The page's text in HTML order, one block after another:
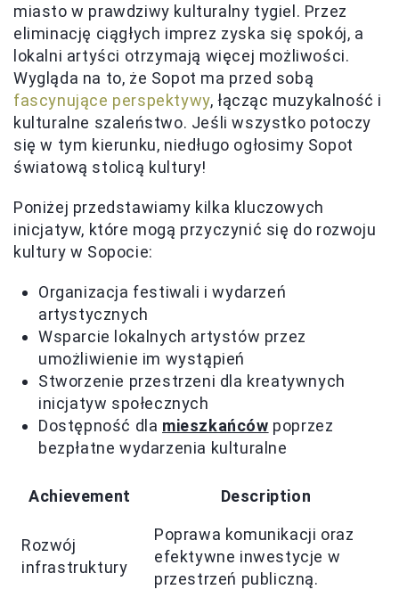
miasto w prawdziwy kulturalny tygiel. Przez
eliminację ciągłych imprez zyska się spokój, a
lokalni artyści otrzymają więcej możliwości.
Wygląda na to, że Sopot ma przed sobą
fascynujące perspektywy, łącząc muzykalność i
kulturalne szaleństwo. Jeśli wszystko potoczy
się w tym kierunku, niedługo ogłosimy Sopot
światową stolicą kultury!
Poniżej przedstawiamy kilka kluczowych
inicjatyw, które mogą przyczynić się do rozwoju
kultury w Sopocie:
Organizacja festiwali i wydarzeń
artystycznych
Wsparcie lokalnych artystów przez
umożliwienie im wystąpień
Stworzenie przestrzeni dla kreatywnych
inicjatyw społecznych
Dostępność dla mieszkańców poprzez
bezpłatne wydarzenia kulturalne
Achievement Description
Rozwój
infrastruktury
Poprawa komunikacji oraz
efektywne inwestycje w
przestrzeń publiczną.